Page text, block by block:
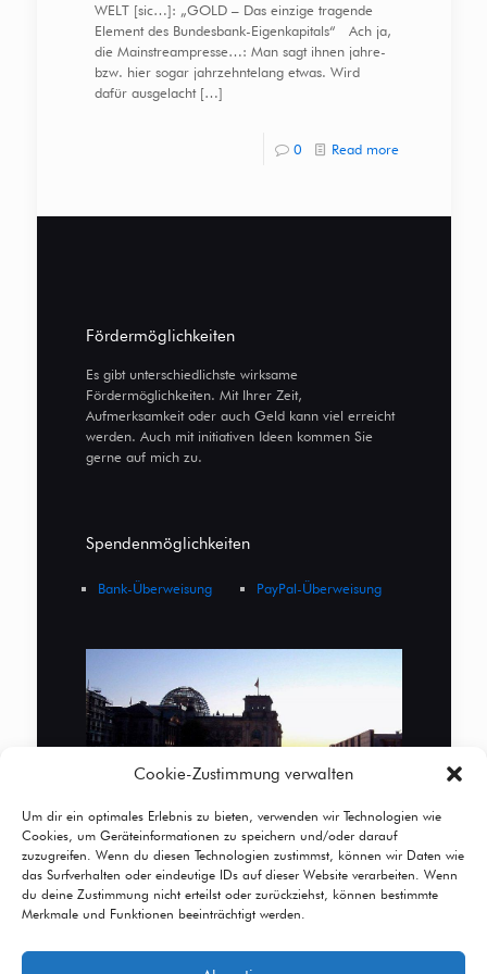
Cookie-Zustimmung verwalten
Um dir ein optimales Erlebnis zu bieten, verwenden wir Technologien wie
Cookies, um Geräteinformationen zu speichern und/oder darauf
zuzugreifen. Wenn du diesen Technologien zustimmst, können wir Daten wie
das Surfverhalten oder eindeutige IDs auf dieser Website verarbeiten. Wenn
du deine Zustimmung nicht erteilst oder zurückziehst, können bestimmte
Merkmale und Funktionen beeinträchtigt werden.
WELT [sic…]: „GOLD – Das einzige tragende
Element des Bundesbank-Eigenkapitals“ Ach ja,
die Mainstreampresse…: Man sagt ihnen jahre-
bzw. hier sogar jahrzehntelang etwas. Wird
dafür ausgelacht[…]
0 Read more
Fördermöglichkeiten
Es gibt unterschiedlichste wirksame
Fördermöglichkeiten. Mit Ihrer Zeit,
Aufmerksamkeit oder auch Geld kann viel erreicht
werden. Auch mit initiativen Ideen kommen Sie
gerne auf mich zu.
Spendenmöglichkeiten
Bank-Überweisung PayPal-Überweisung